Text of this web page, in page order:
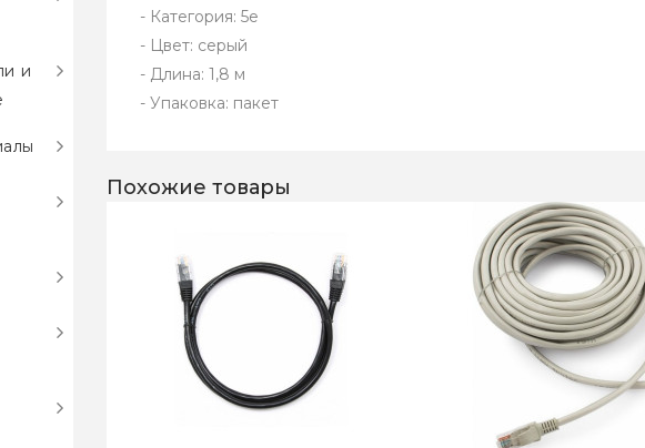
и
- Категория: 5е
- Цвет: серый
- Длина: 1,8 м
- Упаковка: пакет
Похожие товары